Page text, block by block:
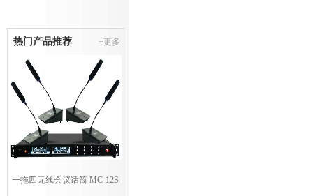
热门产品推荐 +更多
一拖四无线会议话筒 MC-12S